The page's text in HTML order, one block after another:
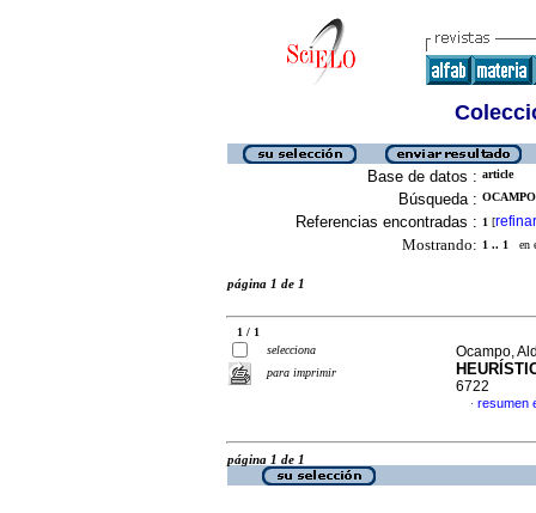
Base de datos : article
Búsqueda :
Referencias encontradas : 1 [refinar
Mostrando: 1 .. 1 en
página 1 de 1
1 / 1
selecciona
para imprimir
Ocampo,
6722
· resumen
página 1 de 1